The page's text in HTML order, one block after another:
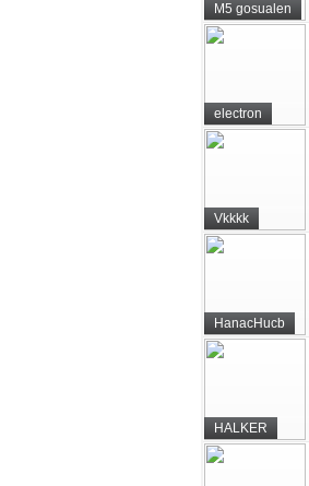
M5 gosualen
electron
Vkkkk
HanacHucb
HALKER